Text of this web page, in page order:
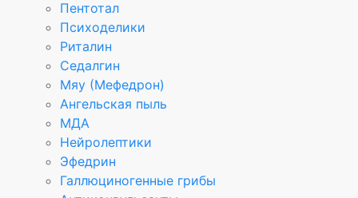
Пентотал
Психоделики
Риталин
Седалгин
Мяу (Мефедрон)
Ангельская пыль
МДА
Нейролептики
Эфедрин
Галлюциногенные грибы